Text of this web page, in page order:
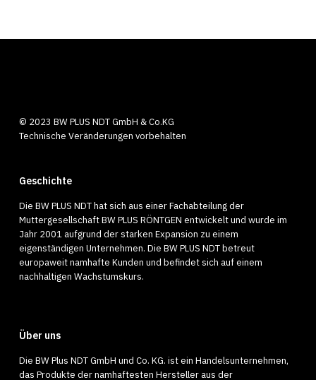
© 2023 BW PLUS NDT GmbH & Co.KG
Technische Veränderungen vorbehalten
Geschichte
Die BW PLUS NDT hat sich aus einer Fachabteilung der
Muttergesellschaft BW PLUS RÖNTGEN entwickelt und wurde im
Jahr 2001 aufgrund der starken Expansion zu einem
eigenständigen Unternehmen. Die BW PLUS NDT betreut
europaweit namhafte Kunden und befindet sich auf einem
nachhaltigen Wachstumskurs.
Über uns
Die BW Plus NDT GmbH und Co. KG. ist ein Handelsunternehmen,
das Produkte der namhaftesten Hersteller aus der